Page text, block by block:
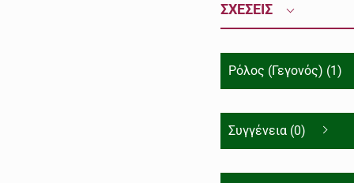
ΣΧΕΣΕΙΣ
Ρόλος (Γεγονός) (1)
Συγγένεια (0)